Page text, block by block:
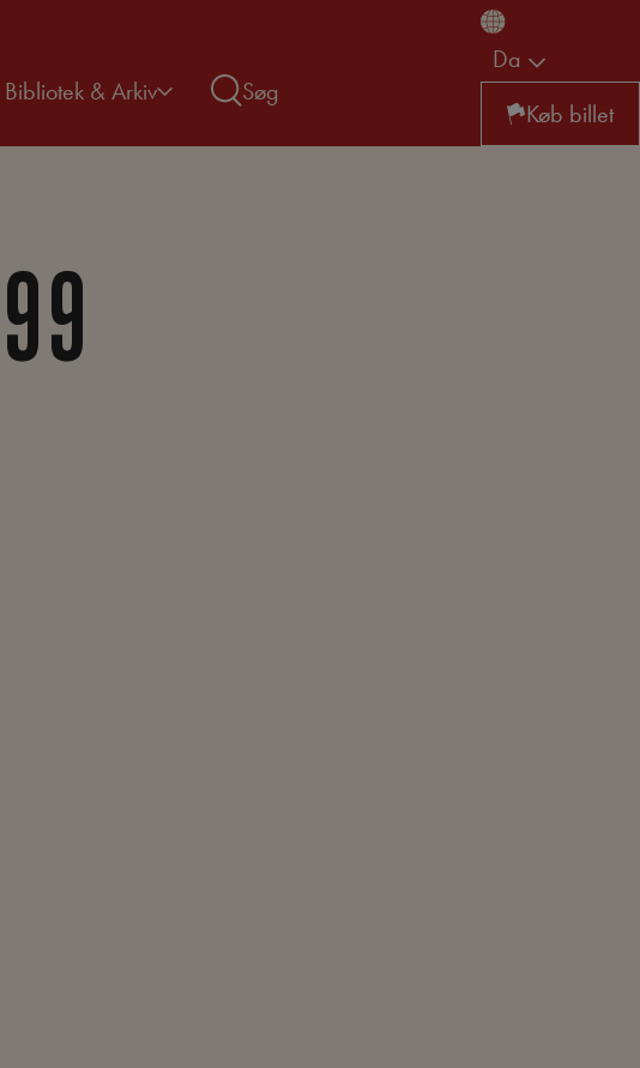
Bibliotek & Arkiv Søg
Da
Køb billet